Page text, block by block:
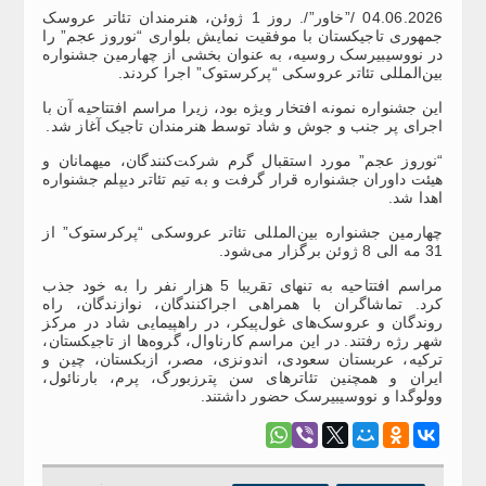
04.06.2026 /”خاور”/. روز 1 ژوئن، هنرمندان تئاتر عروسک
جمهوری تاجیکستان با موفقیت نمایش بلواری “نوروز عجم” را
در نووسیبیرسک روسیه، به عنوان بخشی از چهارمین جشنواره
بین‌المللی تئاتر عروسکی “پرکرستوک” اجرا کردند.
این جشنواره نمونه افتخار ویژه‌ بود، زیرا مراسم افتتاحیه آن با
اجرای پر جنب و جوش و شاد توسط هنرمندان تاجیک آغاز شد.
“نوروز عجم” مورد استقبال گرم شرکت‌کنندگان، میهمانان و
هیئت داوران جشنواره قرار گرفت و به تیم تئاتر دیپلم جشنواره
اهدا شد.
چهارمین جشنواره بین‌المللی تئاتر عروسکی “پرکرستوک” از
31 مه الی 8 ژوئن برگزار می‌شود.
مراسم افتتاحیه به تنهای تقریبا 5 هزار نفر را به خود جذب
کرد. تماشاگران با همراهی اجراکنندگان، نوازندگان، راه
روندگان و عروسک‌های غول‌پیکر، در راهپیمایی شاد در مرکز
شهر رژه رفتند. در این مراسم کارناوال، گروه‌ها از تاجیکستان،
ترکیه، عربستان سعودی، اندونزی، مصر، ازبکستان، چین و
ایران و همچنین تئاترهای سن پترزبورگ، پرم، بارنائول،
وولوگدا و نووسیبیرسک حضور داشتند.